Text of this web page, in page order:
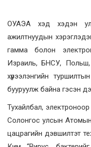
ОУАЭА хэд хэдэн
ажилтнуудын
гамма болон
Израиль, БНСУ,
хүрээлэнгийн туршилтын
бууруулж байна гэсэн
Тухайлбал,
Солонгос улсын Атомын
цацрагийн дэвшилтэт